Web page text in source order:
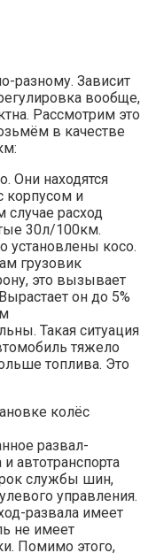
разному. Зависит
вообще,
Рассмотрим это
в качестве
Они находятся
корпусом и
расход
30л/100км.
установлены косо.
грузовик
это вызывает
он до 5%
Такая ситуация
тяжело
топлива. Это
колёс
развал-
автотранспорта
службы шин,
управления.
развала имеет
не имеет
Помимо этого,